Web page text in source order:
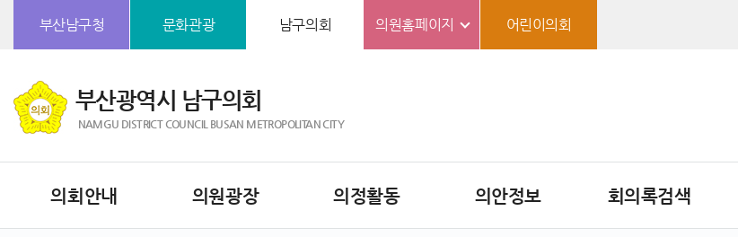
부산남구청
문화관광 남구의회 의원홈페이지 어린이의회
부산광역시 남구의회
NAMGU DISTRICT COUNCIL BUSAN METROPOLITAN CITY
의회안내 의원광장 의정활동 의안정보 회의록검색